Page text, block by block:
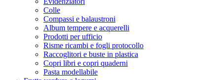
Colle
Compassi e balaustroni
Album tempere e acquerelli
Prodotti per ufficio
Risme ricambi e fogli protocollo
Raccoglitori e buste in plastica
Copri libri e copri quaderni
Pasta modellabile